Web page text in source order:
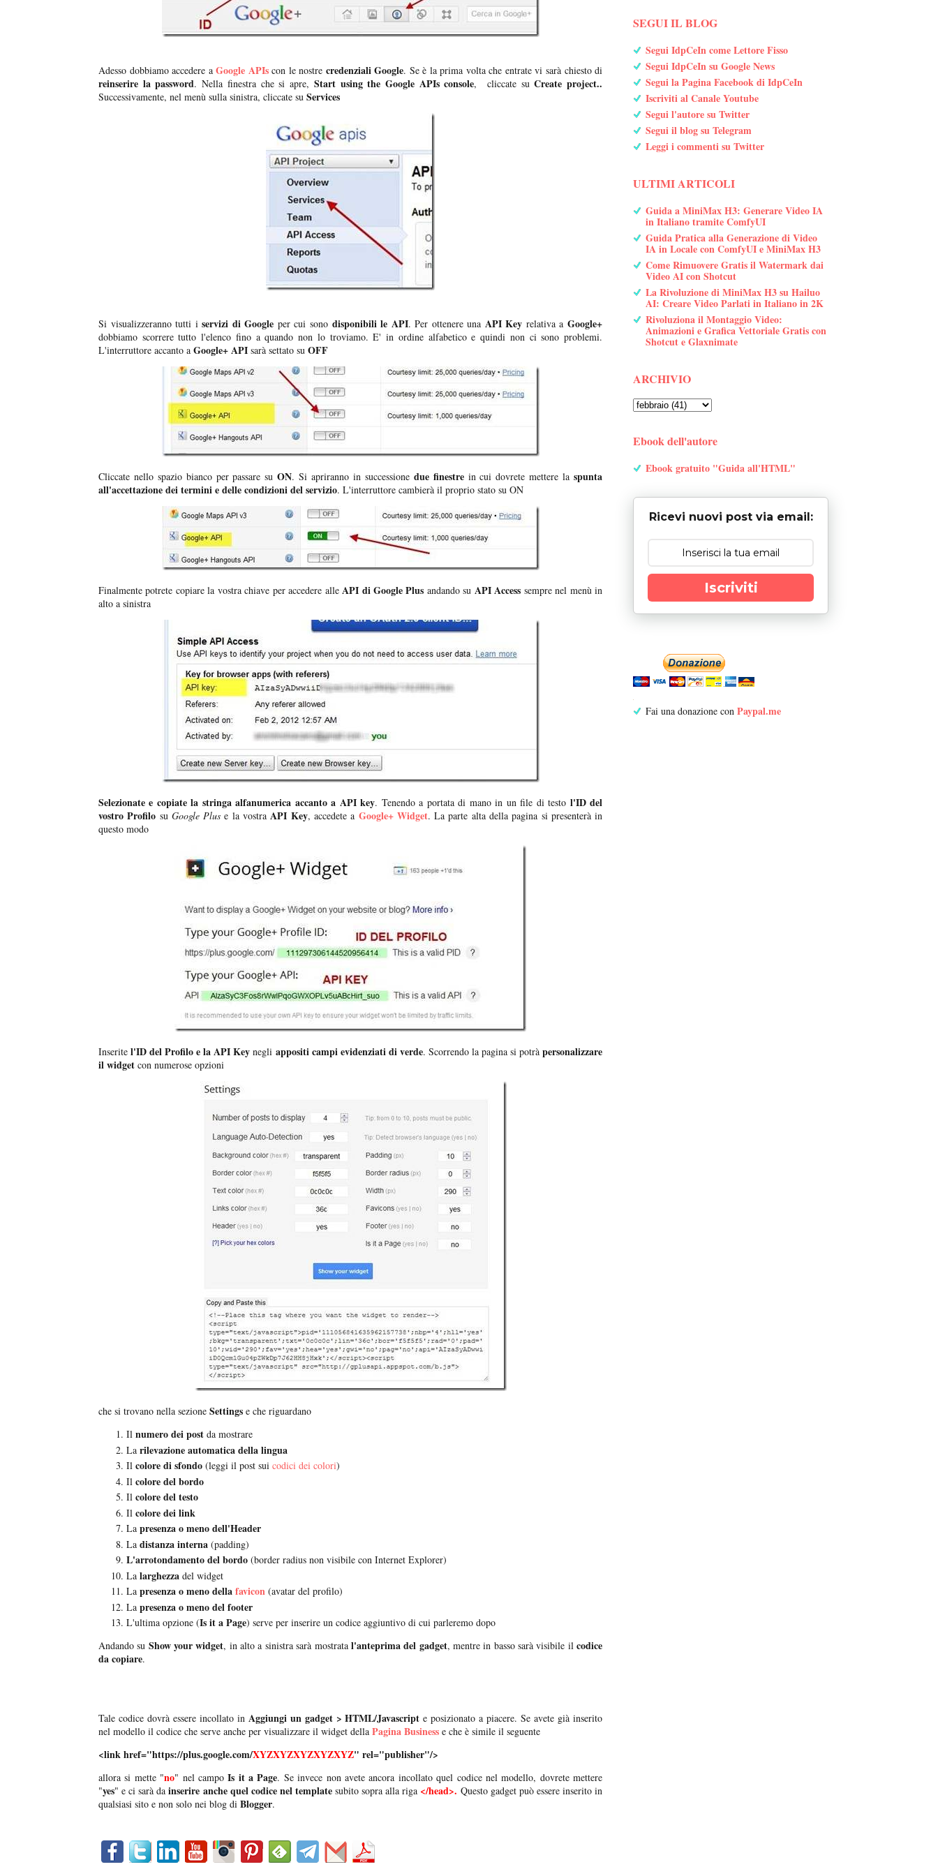
Adesso dobbiamo accedere a Google APIscon le nostre credenziali Google. Se è la prima volta che entrate vi sarà chiesto di
reinserire la password. Nella finestra che si apre, Start using the Google APIs console, cliccate suCreate project..
Successivamente, nel menù sulla sinistra, cliccate su Services
Si visualizzeranno tutti iservizi di Google per cui sono disponibili le API. Per ottenere una API Key relativa aGoogle+
dobbiamo scorrere tutto l'elenco fino a quando non lo troviamo. E' in ordine alfabetico e quindi non ci sono problemi.
L'interruttore accanto a Google+ API sarà settato su OFF
Cliccate nello spazio bianco per passare su ON. Si apriranno in successionedue finestrein cui dovrete mettere laspunta
all'accettazione dei termini e delle condizioni del servizio. L'interruttore cambierà il proprio stato su ON
Finalmente potrete copiare la vostra chiave per accedere alleAPI di Google Plus andando su API Access sempre nel menù in
alto a sinistra
Selezionate e copiate la stringa alfanumerica accanto a API key. Tenendo a portata di mano in un file di testo l'ID del
vostro Profilo su Google Plus e la vostraAPI Key, accedete a Google+ Widget. La parte alta della pagina si presenterà in
questo modo
Inseritel'ID del Profilo e la API Keynegli appositi campi evidenziati di verde. Scorrendo la pagina si potràpersonalizzare
il widget con numerose opzioni
che si trovano nella sezione Settings e che riguardano
Il numero dei post da mostrare
La rilevazione automatica della lingua
Il colore di sfondo (leggi il post sui codici dei colori)
Il colore del bordo
Il colore del testo
Il colore dei link
La presenza o meno dell'Header
La distanza interna (padding)
L'arrotondamento del bordo (border radius non visibile con Internet Explorer)
La larghezza del widget
La presenza o meno dellafavicon (avatar del profilo)
La presenza o meno del footer
L'ultima opzione (Is it a Page) serve per inserire un codice aggiuntivo di cui parleremo dopo
Andando su Show your widget, in alto a sinistra sarà mostrata l'anteprima del gadget, mentre in basso sarà visibile ilcodice
da copiare.
Tale codice dovrà essere incollato in Aggiungi un gadget > HTML/Javascript e posizionato a piacere. Se avete già inserito
nel modello il codice che serve anche per visualizzare il widget della Pagina Business e che è simile il seguente
<link href="https://plus.google.com/XYZXYZXYZXYZXYZ" rel="publisher"/>
allora si mette "no" nel campoIs it a Page. Se invece non avete ancora incollato quel codice nel modello, dovrete mettere
"yes" e ci sarà dainserire anche quel codice nel templatesubito sopra alla riga </head>. Questo gadget può essere inserito in
qualsiasi sito e non solo nei blog di Blogger.
SEGUI IL BLOG
Segui IdpCeIn come Lettore Fisso
Segui IdpCeIn su Google News
Segui la Pagina Facebook di IdpCeIn
Iscriviti al Canale Youtube
Segui l'autore su Twitter
Segui il blog su Telegram
Leggi i commenti su Twitter
ULTIMI ARTICOLI
Guida a MiniMax H3: Generare Video IA
in Italiano tramite ComfyUI
Guida Pratica alla Generazione di Video
IA in Locale con ComfyUI e MiniMax H3
Come Rimuovere Gratis il Watermark dai
Video AI con Shotcut
La Rivoluzione di MiniMax H3 su Hailuo
AI: Creare Video Parlati in Italiano in 2K
Rivoluziona il Montaggio Video:
Animazioni e Grafica Vettoriale Gratis con
Shotcut e Glaxnimate
ARCHIVIO
Ebook dell'autore
Ebook gratuito "Guida all'HTML"
Ricevi nuovi post via email:
Iscriviti
Fai una donazione con Paypal.me